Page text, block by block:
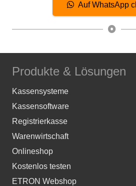
Auf WhatsApp
Produkte & Lösungen
Kassensysteme
Kassensoftware
Registrierkasse
Warenwirtschaft
Onlineshop
Kostenlos testen
ETRON Webshop